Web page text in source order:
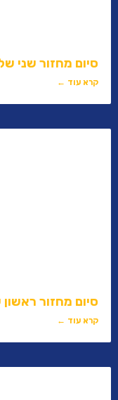
סיום מחזור שני
קרא עוד ←
סיום מחזור
קרא עוד ←